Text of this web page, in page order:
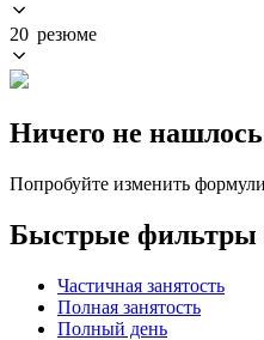
20 резюме
Ничего не нашлось
Попробуйте изменить
Быстрые фильтры
Частичная занятость
Полная занятость
Полный день